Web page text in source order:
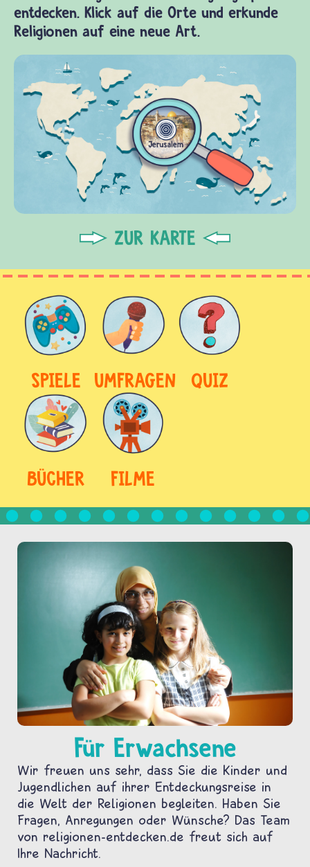
entdecken. Klick auf die Orte und erkunde
Religionen auf eine neue Art.
ZUR KARTE
SPIELE UMFRAGEN QUIZ
BÜCHER FILME
Für Erwachsene
Wir freuen uns sehr, dass Sie die Kinder und
Jugendlichen auf ihrer Entdeckungsreise in
die Welt der Religionen begleiten. Haben Sie
Fragen, Anregungen oder Wünsche? Das Team
von religionen-entdecken.de freut sich auf
Ihre Nachricht.